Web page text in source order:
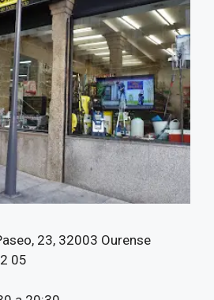
23, 32003 Ourense
05